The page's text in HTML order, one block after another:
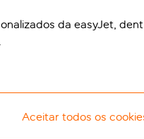
da easyJet,
Aceitar todos os